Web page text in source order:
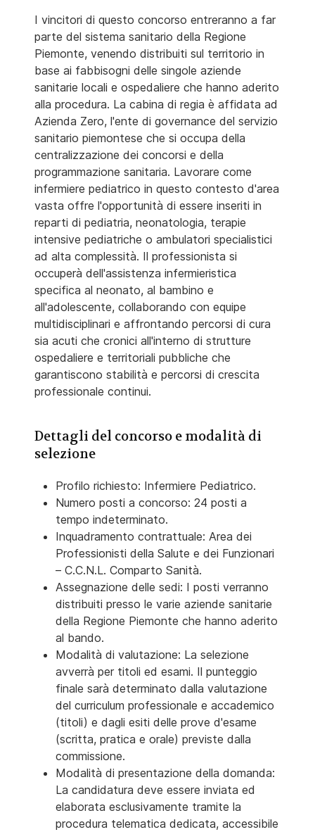
I vincitori di questo concorso entreranno a far
parte del sistema sanitario della Regione
Piemonte, venendo distribuiti sul territorio in
base ai fabbisogni delle singole aziende
sanitarie locali e ospedaliere che hanno aderito
alla procedura. La cabina di regia è affidata ad
Azienda Zero, l'ente di governance del servizio
sanitario piemontese che si occupa della
centralizzazione dei concorsi e della
programmazione sanitaria. Lavorare come
infermiere pediatrico in questo contesto d'area
vasta offre l'opportunità di essere inseriti in
reparti di pediatria, neonatologia, terapie
intensive pediatriche o ambulatori specialistici
ad alta complessità. Il professionista si
occuperà dell'assistenza infermieristica
specifica al neonato, al bambino e
all'adolescente, collaborando con equipe
multidisciplinari e affrontando percorsi di cura
sia acuti che cronici all'interno di strutture
ospedaliere e territoriali pubbliche che
garantiscono stabilità e percorsi di crescita
professionale continui.
Dettagli del concorso e modalità di
selezione
Profilo richiesto: Infermiere Pediatrico.
Numero posti a concorso: 24 posti a
tempo indeterminato.
Inquadramento contrattuale: Area dei
Professionisti della Salute e dei Funzionari
– C.C.N.L. Comparto Sanità.
Assegnazione delle sedi: I posti verranno
distribuiti presso le varie aziende sanitarie
della Regione Piemonte che hanno aderito
al bando.
Modalità di valutazione: La selezione
avverrà per titoli ed esami. Il punteggio
finale sarà determinato dalla valutazione
del curriculum professionale e accademico
(titoli) e dagli esiti delle prove d'esame
(scritta, pratica e orale) previste dalla
commissione.
Modalità di presentazione della domanda:
La candidatura deve essere inviata ed
elaborata esclusivamente tramite la
procedura telematica dedicata, accessibile